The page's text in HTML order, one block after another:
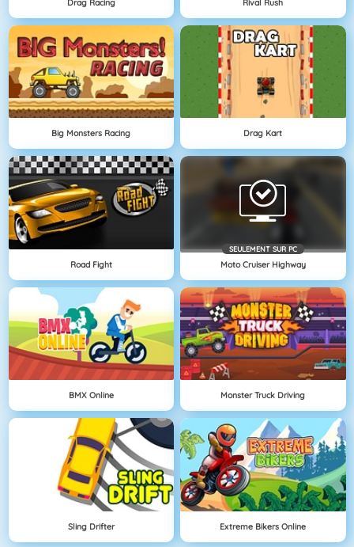
Big Monsters Racing Drag Kart
Road Fight
SEULEMENT SUR PC
Moto Cruiser Highway
BMX Online Monster Truck Driving
Sling Drifter Extreme Bikers Online